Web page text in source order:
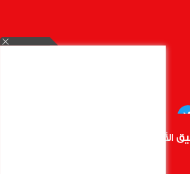
COPYRIGHT © 2019 RedMedia |
الأهلي.كوم متاح الأن